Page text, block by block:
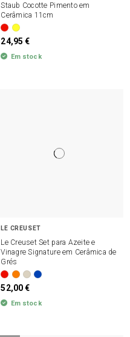
Staub Cocotte Pimento em
Cerâmica 11cm
24,95 €
Em stock
LE CREUSET
Le Creuset Set para Azeite e
Vinagre Signature em Cerâmica de
Grés
52,00 €
Em stock